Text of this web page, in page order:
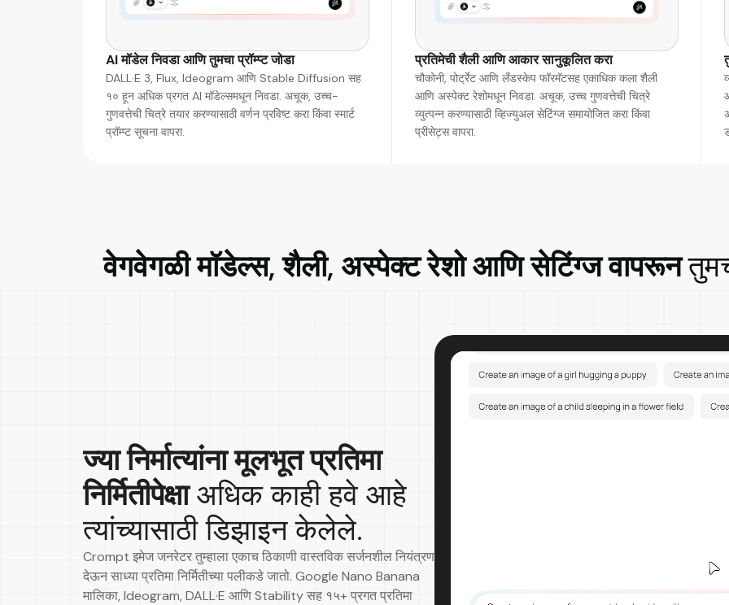
AI मॉडेल निवडा आणि तुमचा प्रॉम्प्ट जोडा
DALL·E 3, Flux, Ideogram आणि Stable Diffusion सह
१० हून अधिक प्रगत AI मॉडेल्समधून निवडा. अचूक, उच्च-
गुणवत्तेची चित्रे तयार करण्यासाठी वर्णन प्रविष्ट करा किंवा स्मार्ट
प्रॉम्प्ट सूचना वापरा.
प्रतिमेची शैली आणि आकार सानुकूलित करा
चौकोनी, पोर्ट्रेट आणि लँडस्केप फॉरमॅटसह एकाधिक कला शैली
आणि अस्पेक्ट रेशोमधून निवडा. अचूक, उच्च गुणवत्तेची चित्रे
व्युत्पन्न करण्यासाठी व्हिज्युअल सेटिंग्ज समायोजित करा किंवा
प्रीसेट्स वापरा.
वेगवेगळी मॉडेल्स, शैली, अस्पेक्ट रेशो आणि सेटिंग्ज वापरून
ज्या निर्मात्यांना मूलभूत प्रतिमा
निर्मितीपेक्षाअधिक काही हवे आहे
त्यांच्यासाठी डिझाइन केलेले.
Crompt इमेज जनरेटर तुम्हाला एकाच ठिकाणी वास्तविक सर्जनशील नियंत्रण
देऊन साध्या प्रतिमा निर्मितीच्या पलीकडे जातो. Google Nano Banana
मालिका, Ideogram, DALL·E आणि Stability सह १५+ प्रगत प्रतिमा